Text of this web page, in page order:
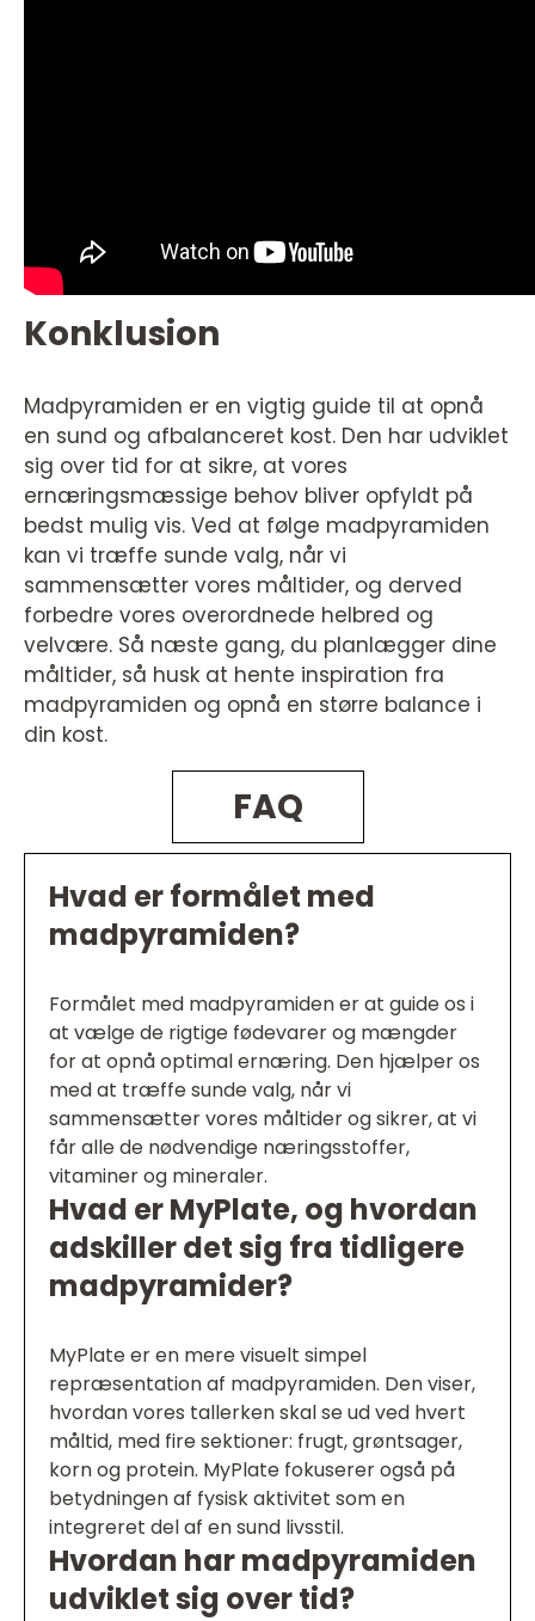
Konklusion
Madpyramiden er en vigtig guide til at opnå
en sund og afbalanceret kost. Den har udviklet
sig over tid for at sikre, at vores
ernæringsmæssige behov bliver opfyldt på
bedst mulig vis. Ved at følge madpyramiden
kan vi træffe sunde valg, når vi
sammensætter vores måltider, og derved
forbedre vores overordnede helbred og
velvære. Så næste gang, du planlægger dine
måltider, så husk at hente inspiration fra
madpyramiden og opnå en større balance i
din kost.
FAQ
Hvad er formålet med
madpyramiden?
Formålet med madpyramiden er at guide os i
at vælge de rigtige fødevarer og mængder
for at opnå optimal ernæring. Den hjælper os
med at træffe sunde valg, når vi
sammensætter vores måltider og sikrer, at vi
får alle de nødvendige næringsstoffer,
vitaminer og mineraler.
Hvad er MyPlate, og hvordan
adskiller det sig fra tidligere
madpyramider?
MyPlate er en mere visuelt simpel
repræsentation af madpyramiden. Den viser,
hvordan vores tallerken skal se ud ved hvert
måltid, med fire sektioner: frugt, grøntsager,
korn og protein. MyPlate fokuserer også på
betydningen af fysisk aktivitet som en
integreret del af en sund livsstil.
Hvordan har madpyramiden
udviklet sig over tid?